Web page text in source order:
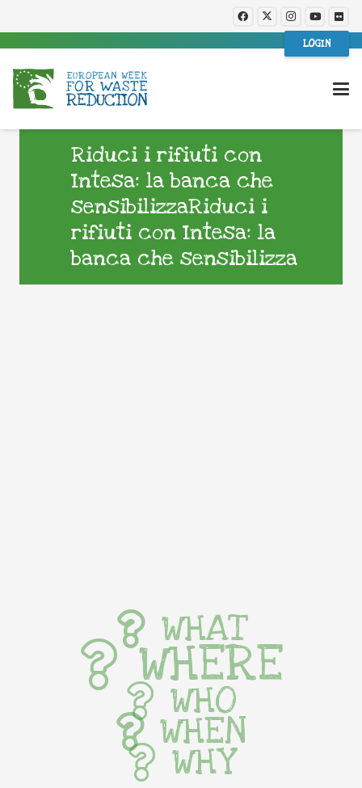
LOGIN
Riduci i rifiuti con
Intesa: la banca che
sensibilizzaRiduci i
rifiuti con Intesa: la
banca che sensibilizza
WHAT
WHERE
WHO
WHEN
WHY